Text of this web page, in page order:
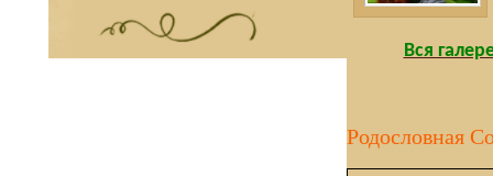
Вся
Родословная